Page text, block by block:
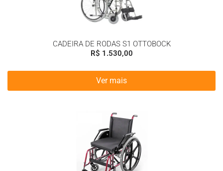
CADEIRA DE RODAS S1 OTTOBOCK
R$ 1.530,00
Ver mais